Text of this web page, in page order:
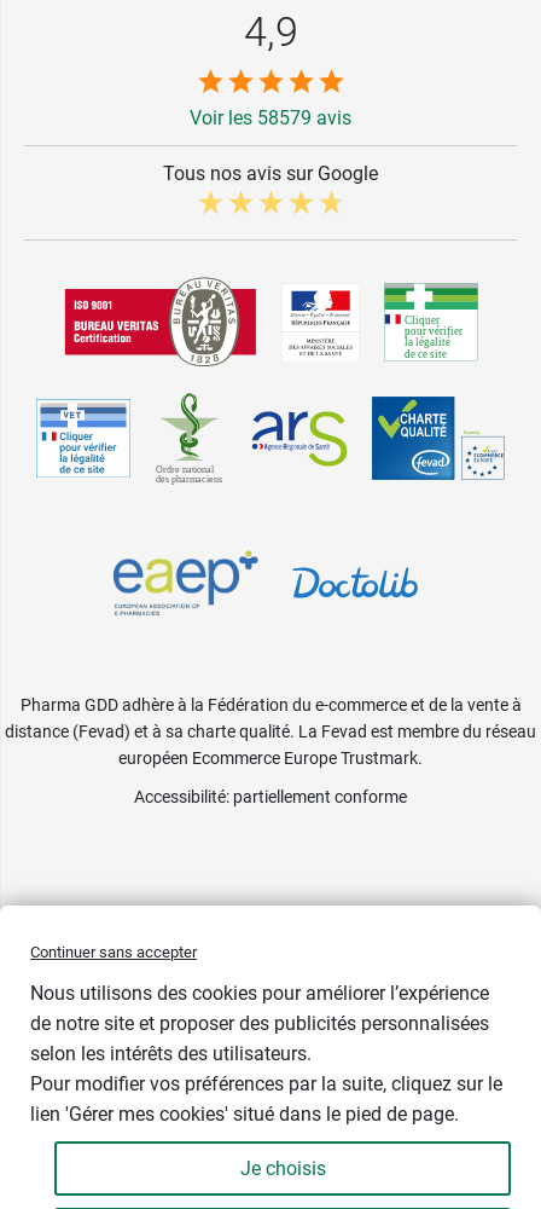
- +
4,9
Voir les 58579 avis
Tous nos avis sur Google
Pharma GDD adhère à la Fédération du e-commerce et de la vente à
distance (Fevad) et à sa charte qualité. La Fevad est membre du réseau
européen Ecommerce Europe Trustmark.
Accessibilité: partiellement conforme
Continuer sans accepter
Nous utilisons des cookies pour améliorer l’expérience
de notre site et proposer des publicités personnalisées
selon les intérêts des utilisateurs.
Pour modifier vos préférences par la suite, cliquez sur le
lien 'Gérer mes cookies' situé dans le pied de page.
Je choisis